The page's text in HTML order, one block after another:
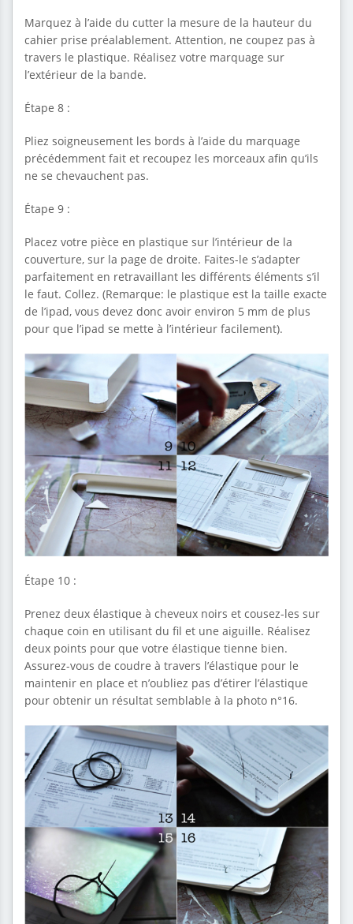
Marquez à l’aide du cutter la mesure de la hauteur du
cahier prise préalablement. Attention, ne coupez pas à
travers le plastique. Réalisez votre marquage sur
l’extérieur de la bande.
Étape 8 :
Pliez soigneusement les bords à l’aide du marquage
précédemment fait et recoupez les morceaux afin qu’ils
ne se chevauchent pas.
Étape 9 :
Placez votre pièce en plastique sur l’intérieur de la
couverture, sur la page de droite. Faites-le s’adapter
parfaitement en retravaillant les différents éléments s’il
le faut. Collez. (Remarque: le plastique est la taille exacte
de l’ipad, vous devez donc avoir environ 5 mm de plus
pour que l’ipad se mette à l’intérieur facilement).
Étape 10 :
Prenez deux élastique à cheveux noirs et cousez-les sur
chaque coin en utilisant du fil et une aiguille. Réalisez
deux points pour que votre élastique tienne bien.
Assurez-vous de coudre à travers l’élastique pour le
maintenir en place et n’oubliez pas d’étirer l’élastique
pour obtenir un résultat semblable à la photo n°16.